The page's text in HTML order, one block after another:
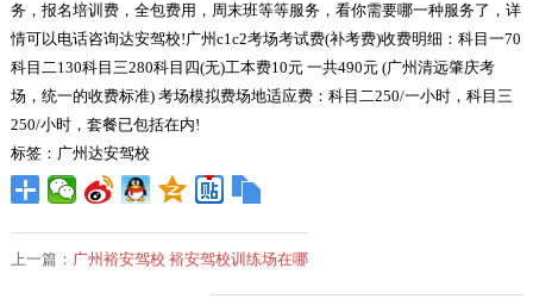
务，报名培训费，全包费用，周末班等等服务，看你需要哪一种服务了，详
情可以电话咨询达安驾校!广州c1c2考场考试费(补考费)收费明细：科目一70
科目二130科目三280科目四(无)工本费10元 一共490元 (广州清远肇庆考
场，统一的收费标准) 考场模拟费场地适应费：科目二250/一小时，科目三
250/小时，套餐已包括在内!
标签：广州达安驾校
上一篇： 广州裕安驾校 裕安驾校训练场在哪